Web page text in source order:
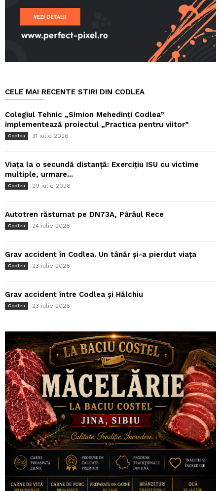
CELE MAI RECENTE STIRI DIN CODLEA
Colegiul Tehnic „Simion Mehedinți Codlea”
implementează proiectul „Practica pentru viitor”
Codlea 31 iulie 2026
Viața la o secundă distanță: Exercițiu ISU cu victime
multiple, urmare...
Codlea 29 iulie 2026
Autotren răsturnat pe DN73A, Pârâul Rece
Codlea 24 iulie 2026
Grav accident în Codlea. Un tânăr și-a pierdut viața
Codlea 23 iulie 2026
Grav accident între Codlea și Hălchiu
Codlea 23 iulie 2026